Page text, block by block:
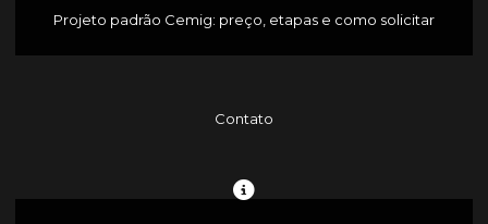
Projeto padrão Cemig: preço, etapas e como solicitar
Contato